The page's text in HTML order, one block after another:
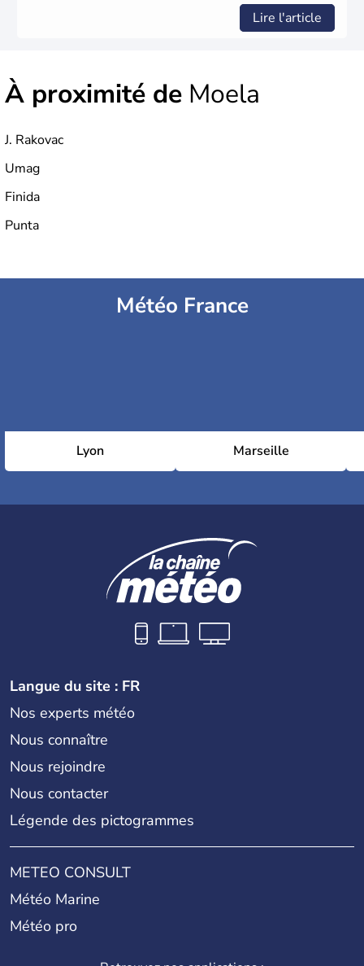
Lire l'article
À proximité de Moela
J. Rakovac
Umag
Finida
Punta
Météo France
Lyon Marseille
Langue du site : FR
Nos experts météo
Nous connaître
Nous rejoindre
Nous contacter
Légende des pictogrammes
METEO CONSULT
Météo Marine
Météo pro